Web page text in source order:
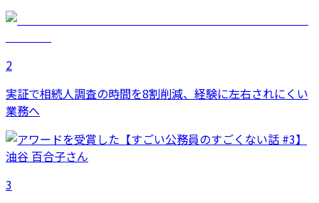
2
実証で相続人調査の時間を8割削減、経験に左右されにくい
業務へ
3